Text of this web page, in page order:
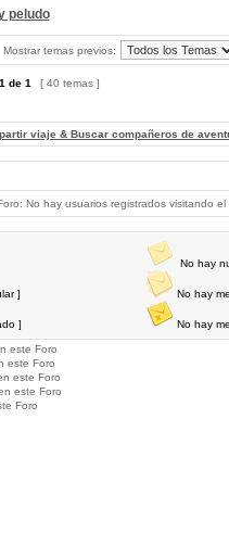
peludo
Mostrar temas previos:
1 de 1 [ 40 temas ]
viaje & Buscar compañeros de
No hay usuarios registrados visitando
]
]
No hay
No hay
No hay
este Foro
este Foro
este Foro
este Foro
Foro